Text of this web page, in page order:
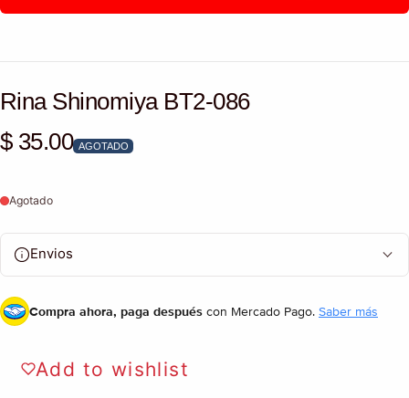
Rina Shinomiya BT2-086
Precio habitual
$ 35.00 AGOTADO
Agotado
Envios
Compra ahora, paga después con Mercado Pago. Saber más
Add to wishlist